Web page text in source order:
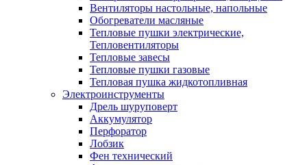
Вентиляторы настольные, напольные
Обогреватели масляные
Тепловые пушки электрические,
Тепловентиляторы
Тепловые завесы
Тепловые пушки газовые
Тепловая пушка жидкотопливная
Электроинструменты
Дрель шуруповерт
Аккумулятор
Перфоратор
Лобзик
Фен технический